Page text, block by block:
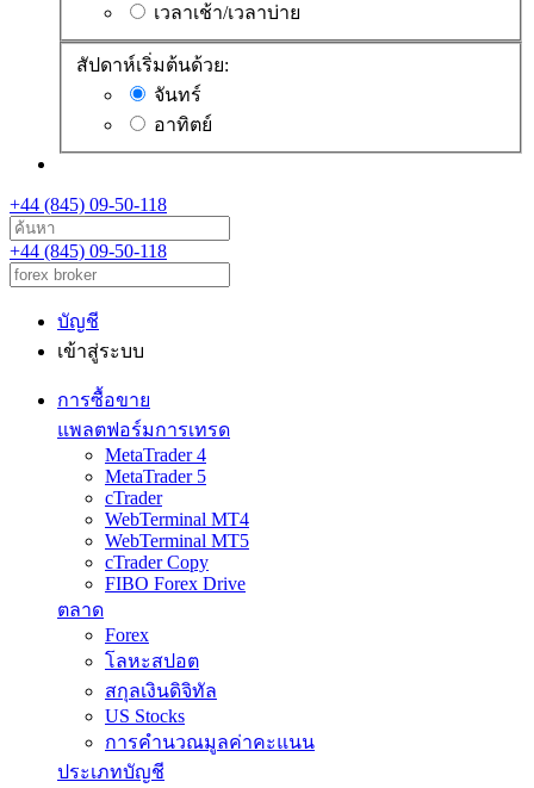
เวลาเช้า/เวลาบ่าย
สัปดาห์เริ่มต้นด้วย:
จันทร์
อาทิตย์
+44 (845) 09-50-118
+44 (845) 09-50-118
บัญชี
เข้าสู่ระบบ
การซื้อขาย
แพลตฟอร์มการเทรด
MetaTrader 4
MetaTrader 5
cTrader
WebTerminal MT4
WebTerminal MT5
cTrader Copy
FIBO Forex Drive
ตลาด
Forex
โลหะสปอต
สกุลเงินดิจิทัล
US Stocks
การคำนวณมูลค่าคะแนน
ประเภทบัญชี